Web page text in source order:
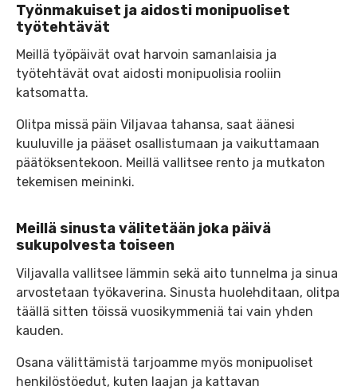
Työnmakuiset ja aidosti monipuoliset
työtehtävät
Meillä työpäivät ovat harvoin samanlaisia ja
työtehtävät ovat aidosti monipuolisia rooliin
katsomatta.
Olitpa missä päin Viljavaa tahansa, saat äänesi
kuuluville ja pääset osallistumaan ja vaikuttamaan
päätöksentekoon. Meillä vallitsee rento ja mutkaton
tekemisen meininki.
Meillä sinusta välitetään joka päivä
sukupolvesta toiseen
Viljavalla vallitsee lämmin sekä aito tunnelma ja sinua
arvostetaan työkaverina. Sinusta huolehditaan, olitpa
täällä sitten töissä vuosikymmeniä tai vain yhden
kauden.
Osana välittämistä tarjoamme myös monipuoliset
henkilöstöedut, kuten laajan ja kattavan